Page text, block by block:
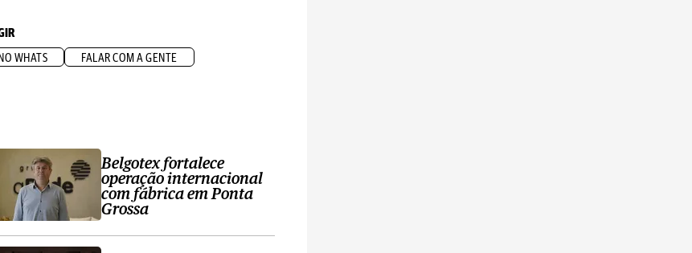
WHATS FALAR COM A GENTE
Belgotex fortalece
operação internacional
com fábrica em Ponta
Grossa